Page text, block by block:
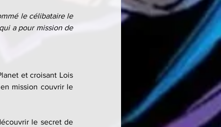
le célibataire le
a pour mission de
et croisant Lois
mission couvrir le
le secret de